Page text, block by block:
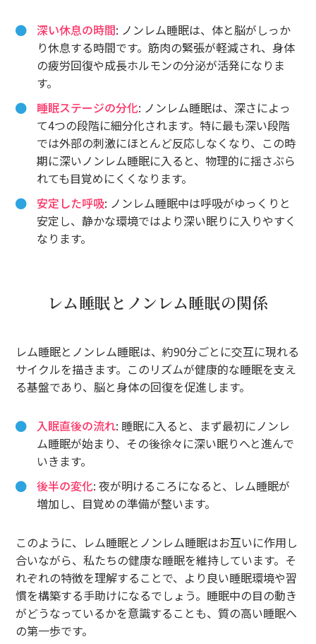
深い休息の時間: ノンレム睡眠は、体と脳がしっか
り休息する時間です。筋肉の緊張が軽減され、身体
の疲労回復や成長ホルモンの分泌が活発になりま
す。
睡眠ステージの分化: ノンレム睡眠は、深さによっ
て4つの段階に細分化されます。特に最も深い段階
では外部の刺激にほとんど反応しなくなり、この時
期に深いノンレム睡眠に入ると、物理的に揺さぶら
れても目覚めにくくなります。
安定した呼吸: ノンレム睡眠中は呼吸がゆっくりと
安定し、静かな環境ではより深い眠りに入りやすく
なります。
レム睡眠とノンレム睡眠の関係
レム睡眠とノンレム睡眠は、約90分ごとに交互に現れる
サイクルを描きます。このリズムが健康的な睡眠を支え
る基盤であり、脳と身体の回復を促進します。
入眠直後の流れ: 睡眠に入ると、まず最初にノンレ
ム睡眠が始まり、その後徐々に深い眠りへと進んで
いきます。
後半の変化: 夜が明けるころになると、レム睡眠が
増加し、目覚めの準備が整います。
このように、レム睡眠とノンレム睡眠はお互いに作用し
合いながら、私たちの健康な睡眠を維持しています。そ
れぞれの特徴を理解することで、より良い睡眠環境や習
慣を構築する手助けになるでしょう。睡眠中の目の動き
がどうなっているかを意識することも、質の高い睡眠へ
の第一歩です。